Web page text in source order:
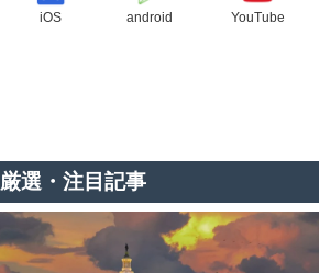
iOS android YouTube
厳選・注目記事